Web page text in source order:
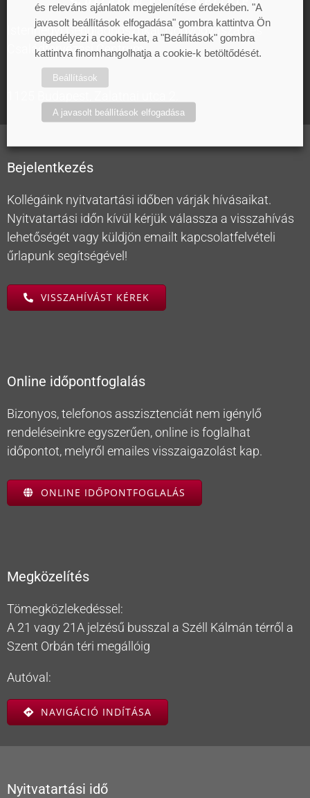
Istenhegyi Géndiagnosztikai, Nőgyógyászati és
Családtervezési Centrum
Bejelentkezés
Kollégáink nyitvatartási időben várják hívásaikat.
Nyitvatartási időn kívül kérjük válassza a visszahívás
lehetőségét vagy küldjön emailt kapcsolatfelvételi
űrlapunk segítségével!
VISSZAHÍVÁST KÉREK
Online időpontfoglalás
Bizonyos, telefonos asszisztenciát nem igénylő
rendeléseinkre egyszerűen, online is foglalhat
időpontot, melyről emailes visszaigazolást kap.
ONLINE IDŐPONTFOGLALÁS
Megközelítés
Tömegközlekedéssel:
A 21 vagy 21A jelzésű busszal a Széll Kálmán térről a
Szent Orbán téri megállóig
Autóval:
NAVIGÁCIÓ INDÍTÁSA
Nyitvatartási idő
és releváns ajánlatok megjelenítése érdekében. "A
javasolt beállítások elfogadása" gombra kattintva Ön
engedélyezi a cookie-kat, a "Beállítások" gombra
kattintva finomhangolhatja a cookie-k betöltődését.
Beállítások
A javasolt beállítások elfogadása